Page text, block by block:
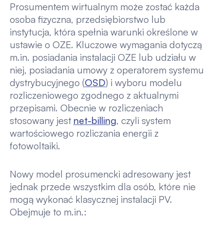
Prosumentem wirtualnym może zostać każda
osoba fizyczna, przedsiębiorstwo lub
instytucja, która spełnia warunki określone w
ustawie o OZE. Kluczowe wymagania dotyczą
m.in. posiadania instalacji OZE lub udziału w
niej, posiadania umowy z operatorem systemu
dystrybucyjnego (OSD) i wyboru modelu
rozliczeniowego zgodnego z aktualnymi
przepisami. Obecnie w rozliczeniach
stosowany jest net-billing, czyli system
wartościowego rozliczania energii z
fotowoltaiki.
Nowy model prosumencki adresowany jest
jednak przede wszystkim dla osób, które nie
mogą wykonać klasycznej instalacji PV.
Obejmuje to m.in.: